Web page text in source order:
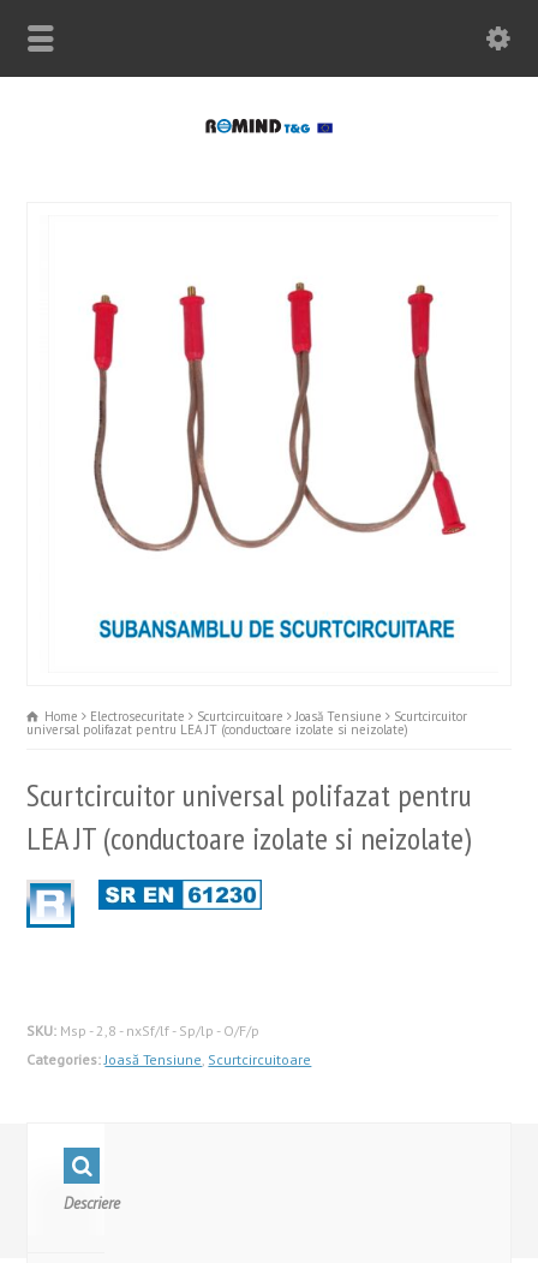
Home Electrosecuritate Scurtcircuitoare Joasă Tensiune Scurtcircuitor
universal polifazat pentru LEA JT (conductoare izolate si neizolate)
Scurtcircuitor universal polifazat pentru
LEA JT (conductoare izolate si neizolate)
SKU: Msp - 2,8 - nxSf/lf - Sp/lp - O/F/p
Categories: Joasă Tensiune, Scurtcircuitoare
Descriere